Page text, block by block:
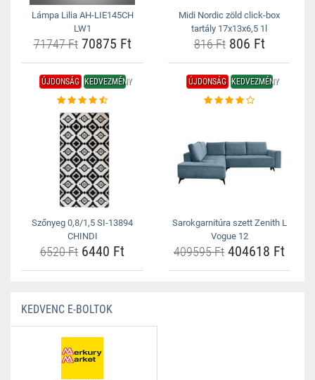
Lámpa Lilia AH-LIE145CH
LW1
71747 Ft70875 Ft
Midi Nordic zöld click-box
tartály 17x13x6,5 1l
816 Ft806 Ft
ÚJDONSÁG KEDVEZMÉNY
Szőnyeg 0,8/1,5 SI-13894
CHINDI
6520 Ft 6440 Ft
ÚJDONSÁG KEDVEZMÉNY
Sarokgarnitúra szett Zenith L
Vogue 12
409595 Ft 404618 Ft
KEDVENC E-BOLTOK